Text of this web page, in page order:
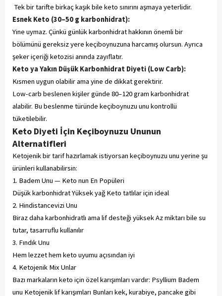
Tek bir tarifte birkaç kaşık bile keto sınırını aşmaya yeterlidir.
Esnek Keto (30–50 g karbonhidrat):
Yine uymaz. Çünkü günlük karbonhidrat hakkının önemli bir
bölümünü gereksiz yere keçiboynuzuna harcamış olursun. Ayrıca
şeker içeriği ketozisi anında zayıflatır.
Keto ya Yakın Düşük Karbonhidrat Diyeti (Low Carb):
Kısmen uygun olabilir ama yine de dikkat gerektirir.
Low-carb beslenen kişiler günde 80–120 gram karbonhidrat
alabilir. Bu beslenme türünde keçiboynuzu unu kontrollü
tüketilebilir.
Keto Diyeti İçin Keçiboynuzu Ununun
Alternatifleri
Ketojenik bir tarif hazırlamak istiyorsan keçiboynuzu unu yerine şu
ürünleri kullanabilirsin:
1. Badem Unu — Keto nun En Popüleri
Düşük karbonhidrat Yüksek yağ Keto tatlılar için ideal
2. Hindistancevizi Unu
Biraz daha karbonhidratlı ama lif desteği yüksek Az miktarı bile su
tutar, tasarruflu kullanılır
3. Fındık Unu
Hem lezzet hem keto uyumu açısından iyi
4. Ketojenik Mix Unlar
Bazı markaların keto için özel karışımları vardır: Psyllium Badem
unu Ketojenik lif karışımları Bunları kek, kurabiye, pancake gibi